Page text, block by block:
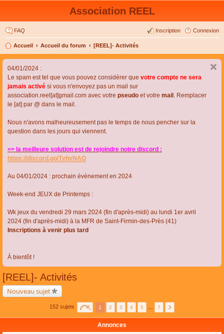
Association REEL
FAQ Connexion
Inscription
Accueil Accueil du forum [REEL]- Activités
04/01/2024 :
Le spam est tel que vous pouvez considérer que votre compte ne sera
jamais activé si vous n'envoyez pas un mail sur
association.reel[at]gmail.com avec votre pseudo et votre mail . Remplacer
le [at] par @ dans le mail.
Nous n'avons malheureusement pas le temps de nous pencher sur la
question dans les jours qui viennent.
=> la meilleure solution est de rejoindre notre discord :
https://discord.gg/TvhyNAQ
Au 04/01/2024 : prochain évènement en 2024
Week-end JEUX de Printemps :
Wk jeux du vendredi 29 mars 2024 (fin d'après-midi) au lundi 1er avril
2024 (fin d'après-midi) à la MFR de Saint-Firmin-des-Près (41)
Inscriptions à venir plus tard
À bientôt !
[REEL]- Activités
Nouveau sujet
152 sujets 1 2 3 4 5 7
Annonces